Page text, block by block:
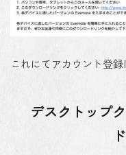
これにてアカウント登録
デスクトップ